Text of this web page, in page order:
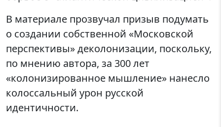
В материале прозвучал призыв подумать
о создании собственной «Московской
перспективы» деколонизации, поскольку,
по мнению автора, за 300 лет
«колонизированное мышление» нанесло
колоссальный урон русской
идентичности.